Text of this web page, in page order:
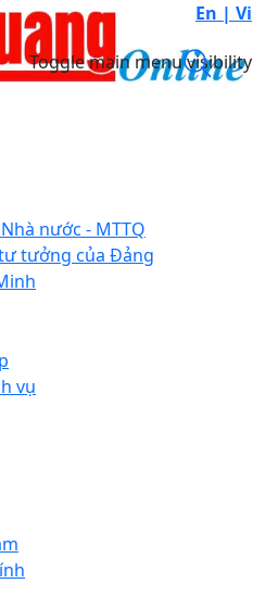
En | Vi
Toggle main menu visibility
nước - MTTQ
tưởng của Đảng
vụ